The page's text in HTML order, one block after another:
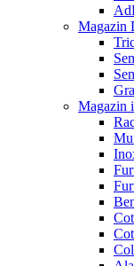
Magazin
Magazin